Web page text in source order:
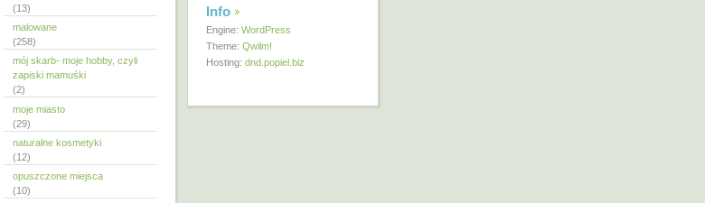
(13)
malowane
(258)
mój skarb- moje hobby, czyli
zapiski mamuśki
(2)
moje miasto
(29)
naturalne kosmetyki
(12)
opuszczone miejsca
(10)
Info
Engine: WordPress
Theme: Qwilm!
Hosting: dnd.popiel.biz